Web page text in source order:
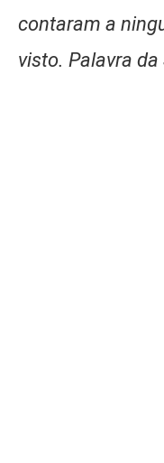
contaram a
visto. Palavra